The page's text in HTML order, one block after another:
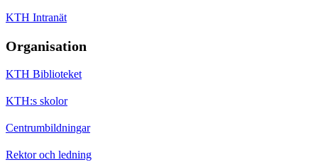
KTH Intranät
Organisation
KTH Biblioteket
KTH:s skolor
Centrumbildningar
Rektor och ledning